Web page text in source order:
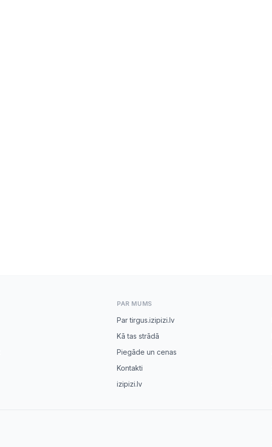
PAR MUMS
Par tirgus.izipizi.lv
Kā tas strādā
Piegāde un cenas
Kontakti
izipizi.lv